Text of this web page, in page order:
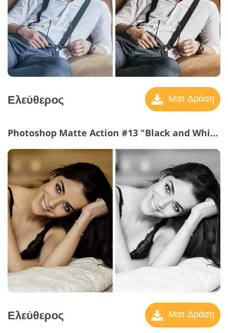
Ελεύθερος Ματ Δράση
Photoshop Matte Action #13 "Black and White"
Ελεύθερος Ματ Δράση